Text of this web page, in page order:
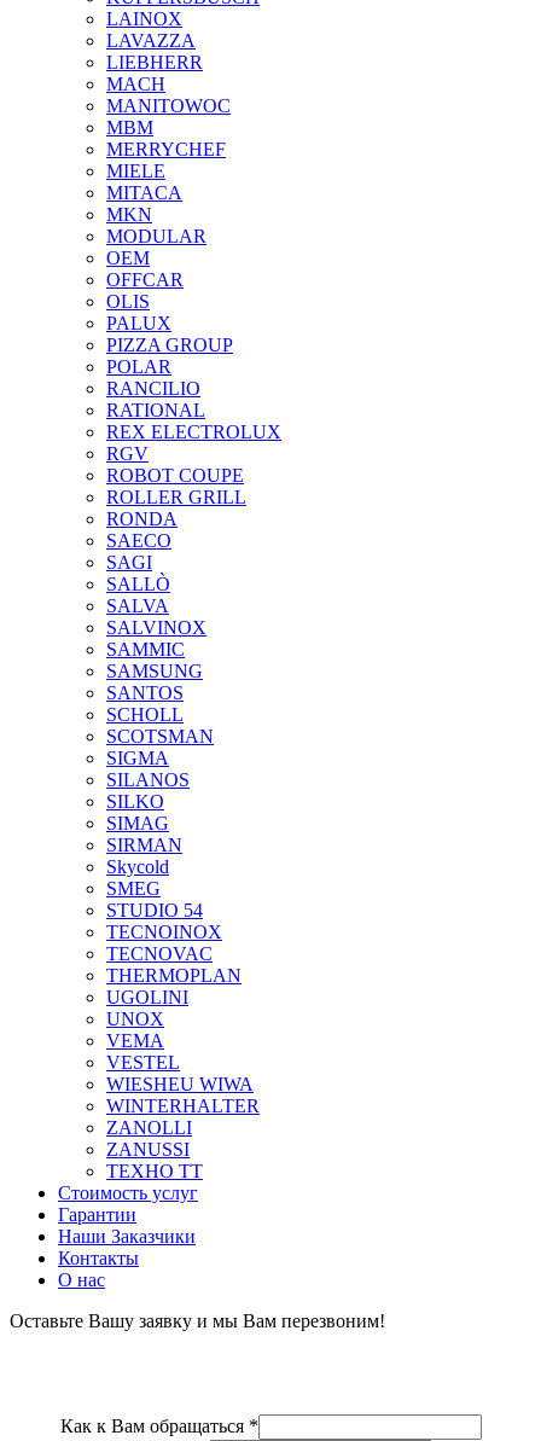
LAINOX
LAVAZZA
LIEBHERR
MACH
MANITOWOC
MBM
MERRYCHEF
MIELE
MITACA
MKN
MODULAR
OEM
OFFCAR
OLIS
PALUX
PIZZA GROUP
POLAR
RANCILIO
RATIONAL
REX ELECTROLUX
RGV
ROBOT COUPE
ROLLER GRILL
RONDA
SAECO
SAGI
SALLÒ
SALVA
SALVINOX
SAMMIC
SAMSUNG
SANTOS
SCHOLL
SCOTSMAN
SIGMA
SILANOS
SILKO
SIMAG
SIRMAN
Skycold
SMEG
STUDIO 54
TECNOINOX
TECNOVAC
THERMOPLAN
UGOLINI
UNOX
VEMA
VESTEL
WIESHEU WIWA
WINTERHALTER
ZANOLLI
ZANUSSI
ТЕХНО ТТ
Стоимость услуг
Гарантии
Наши Заказчики
Контакты
О нас
Оставьте Вашу заявку и мы Вам перезвоним!
Как к Вам обращаться *